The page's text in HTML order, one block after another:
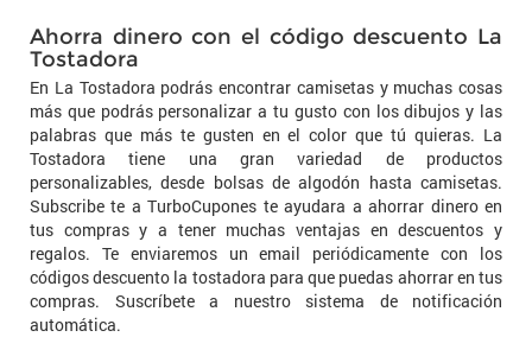
Ahorra dinero con el código descuento La
Tostadora
En La Tostadora podrás encontrar camisetas y muchas cosas
más que podrás personalizar a tu gusto con los dibujos y las
palabras que más te gusten en el color que tú quieras. La
Tostadora tiene una gran variedad de productos
personalizables, desde bolsas de algodón hasta camisetas.
Subscribe te a TurboCupones te ayudara a ahorrar dinero en
tus compras y a tener muchas ventajas en descuentos y
regalos. Te enviaremos un email periódicamente con los
códigos descuento la tostadora para que puedas ahorrar en tus
compras. Suscríbete a nuestro sistema de notificación
automática.